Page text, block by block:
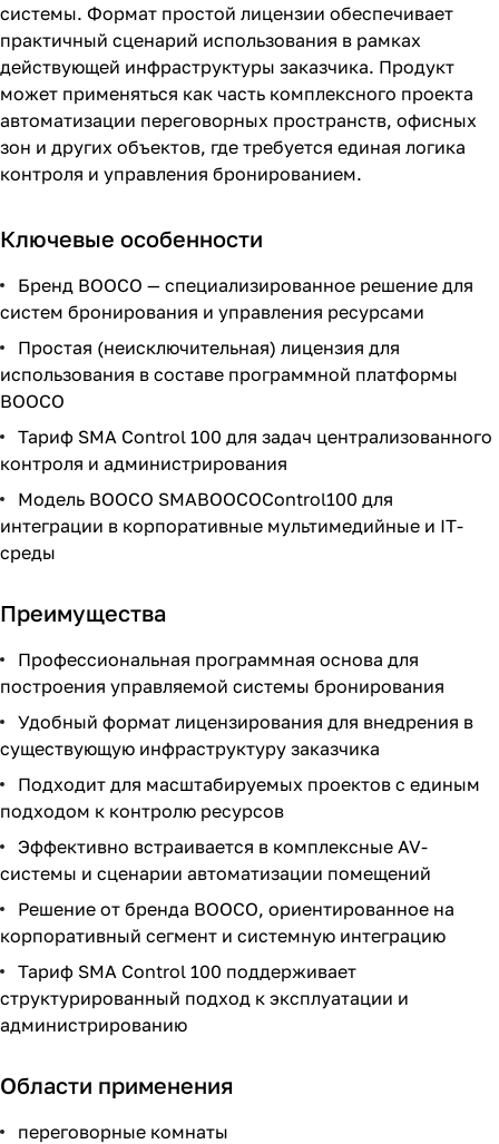
системы. Формат простой лицензии обеспечивает
практичный сценарий использования в рамках
действующей инфраструктуры заказчика. Продукт
может применяться как часть комплексного проекта
автоматизации переговорных пространств, офисных
зон и других объектов, где требуется единая логика
контроля и управления бронированием.
Ключевые особенности
Бренд BOOCO — специализированное решение для
систем бронирования и управления ресурсами
Простая (неисключительная) лицензия для
использования в составе программной платформы
BOOCO
Тариф SMA Control 100 для задач централизованного
контроля и администрирования
Модель BOOCO SMABOOCOControl100 для
интеграции в корпоративные мультимедийные и IT-
среды
Преимущества
Профессиональная программная основа для
построения управляемой системы бронирования
Удобный формат лицензирования для внедрения в
существующую инфраструктуру заказчика
Подходит для масштабируемых проектов с единым
подходом к контролю ресурсов
Эффективно встраивается в комплексные AV-
системы и сценарии автоматизации помещений
Решение от бренда BOOCO, ориентированное на
корпоративный сегмент и системную интеграцию
Тариф SMA Control 100 поддерживает
структурированный подход к эксплуатации и
администрированию
Области применения
переговорные комнаты